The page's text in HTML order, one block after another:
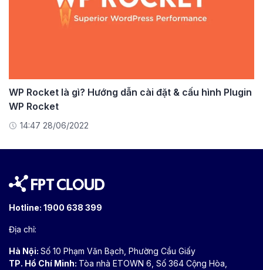
WP Rocket là gì? Hướng dẫn cài đặt & cấu hình Plugin
WP Rocket
14:47 28/06/2022
Hotline: 1900 638 399
Địa chỉ:
Hà Nội: Số 10 Phạm Văn Bạch, Phường Cầu Giấy
TP. Hồ Chí Minh: Tòa nhà ETOWN 6, Số 364 Cộng Hòa,